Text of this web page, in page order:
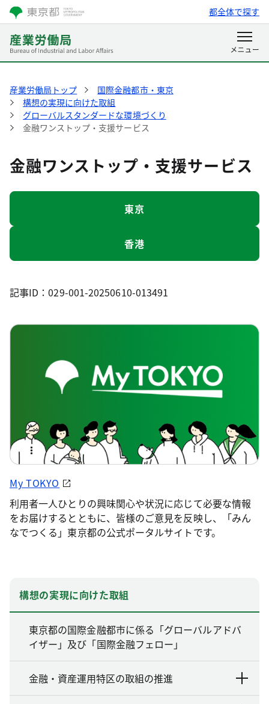
都全体で探す
産業労働局トップ
国際金融都市・東京
構想の実現に向けた取組
グローバルスタンダードな環境づくり
金融ワンストップ・支援サービス
金融ワンストップ・支援サービス
東京
香港
記事ID：029-001-20250610-013491
My TOKYO
利用者一人ひとりの興味関心や状況に応じて必要な情報
をお届けするとともに、皆様のご意見を反映し、「みん
なでつくる」東京都の公式ポータルサイトです。
構想の実現に向けた取組
東京都の国際金融都市に係る「グローバルアドバ
イザー」及び「国際金融フェロー」
金融・資産運用特区の取組の推進